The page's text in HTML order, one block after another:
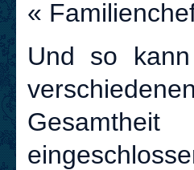
«
Und so